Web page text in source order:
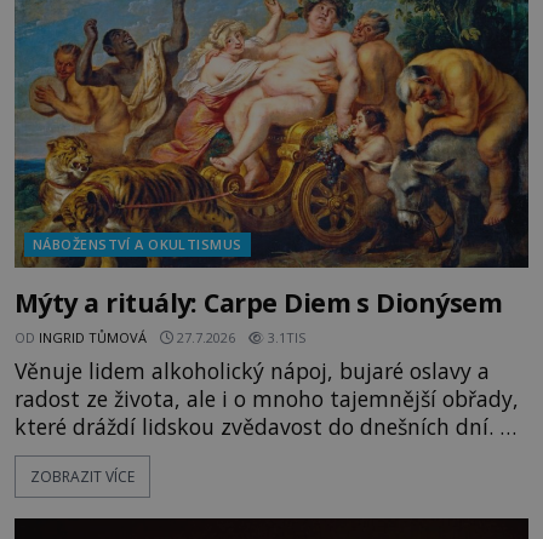
vyplouváme,“ sdělí jim. „Kam máme namířeno,
kapitáne?“ zeptá se ho jeden z templářů. „Do Sk
NÁBOŽENSTVÍ A OKULTISMUS
Mýty a rituály: Carpe Diem s Dionýsem
OD INGRID TŮMOVÁ 27.7.2026 3.1TIS
Věnuje lidem alkoholický nápoj, bujaré oslavy a
radost ze života, ale i o mnoho tajemnější obřady,
které dráždí lidskou zvědavost do dnešních dní. Co
doopravdy představuje bůh, jemuž Římané říkají
Bakchus? Mytologický příběh řeckého boha
ZOBRAZIT VÍCE